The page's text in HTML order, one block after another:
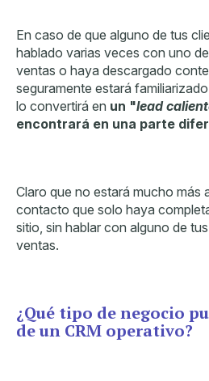
En caso de que alguno de tus
hablado varias veces con uno
ventas o haya descargado
seguramente estará
lo convertirá en un "lead
encontrará en una parte
Claro que no estará mucho más
contacto que solo haya
sitio, sin hablar con alguno de
ventas.
¿Qué tipo de negocio
de un CRM operativo?